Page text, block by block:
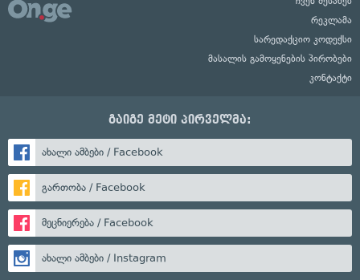
რეკლამა
სარედაქციო კოდექსი
მასალის გამოყენების პირობები
კონტაქტი
გაიგე მეტი პირველმა:
ახალი ამბები / Facebook
გართობა / Facebook
მეცნიერება / Facebook
ახალი ამბები / Instagram